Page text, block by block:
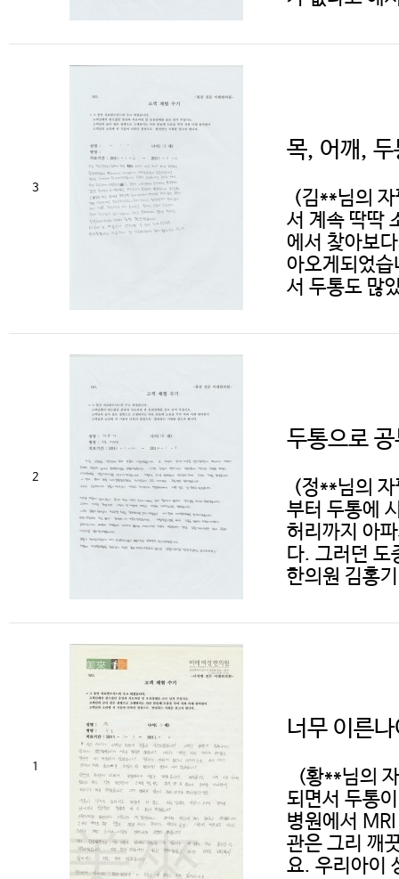
3
목, 어깨,
(김**님의 자
서 계속 딱딱
에서 찾아보
아오게되었
서 두통도 많
2
두통으로
(정**님의
부터 두통에
허리까지 아
다. 그러던 도
한의원 김홍
1
너무 이른
(황**님의
되면서 두통
병원에서
관은 그리 깨
요. 우리아이